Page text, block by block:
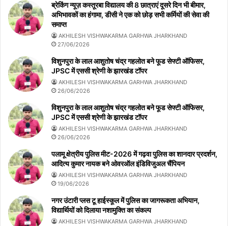
ब्रेकिंग न्यूज़ कस्तूरबा विद्यालय की 8 छात्राएं दूसरे दिन भी बीमार,
अभिभावकों का हंगामा, डीसी ने एक को छोड़ सभी कर्मियों की सेवा की
समाप्त
AKHILESH VISHWAKARMA GARHWA JHARKHAND
27/06/2026
विशुनपुरा के लाल आशुतोष चंद्र गहलोत बने फूड सेफ्टी ऑफिसर,
JPSC में एससी श्रेणी के झारखंड टॉपर
AKHILESH VISHWAKARMA GARHWA JHARKHAND
26/06/2026
विशुनपुरा के लाल आशुतोष चंद्र गहलोत बने फूड सेफ्टी ऑफिसर,
JPSC में एससी श्रेणी के झारखंड टॉपर
AKHILESH VISHWAKARMA GARHWA JHARKHAND
26/06/2026
पलामू क्षेत्रीय पुलिस मीट-2026 में गढ़वा पुलिस का शानदार प्रदर्शन,
आदित्य कुमार नायक बने ओवरऑल इंडिविजुअल चैंपियन
AKHILESH VISHWAKARMA GARHWA JHARKHAND
19/06/2026
नगर उंटारी प्लस टू हाईस्कूल में पुलिस का जागरूकता अभियान,
विद्यार्थियों को दिलाया नशामुक्ति का संकल्प
AKHILESH VISHWAKARMA GARHWA JHARKHAND